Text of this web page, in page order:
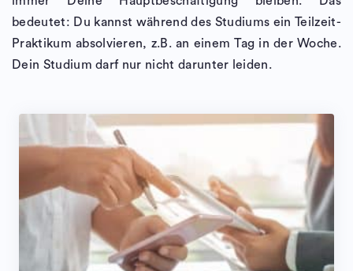
bedeutet: Du kannst während des Studiums ein Teilzeit-
Praktikum absolvieren, z.B. an einem Tag in der Woche.
Dein Studium darf nur nicht darunter leiden.